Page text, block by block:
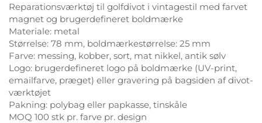
Reparationsværktøj til golfdivot i vintagestil med farvet
magnet og brugerdefineret boldmærke
Materiale: metal
Størrelse: 78 mm, boldmærkestørrelse: 25 mm
Farve: messing, kobber, sort, mat nikkel, antik sølv
Logo: brugerdefineret logo på boldmærke (UV-print,
emailfarve, præget) eller gravering på bagsiden af divot-
værktøjet
Pakning: polybag eller papkasse, tinskåle
MOQ 100 stk pr. farve pr. design